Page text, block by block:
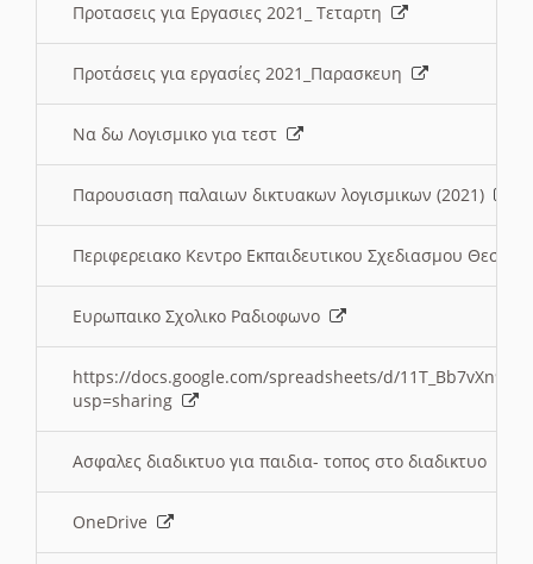
Προτασεις για Εργασιες 2021_ Τεταρτη
Προτάσεις για εργασίες 2021_Παρασκευη
Να δω Λογισμικο για τεστ
Παρουσιαση παλαιων δικτυακων λογισμικων (2021)
Περιφερειακο Κεντρο Εκπαιδευτικου Σχεδιασμου
Ευρωπαικο Σχολικο Ραδιοφωνο
https://docs.google.com/spreadsheets/d/
usp=sharing
Ασφαλες διαδικτυο για παιδια- τοπος στο διαδικτυο
OneDrive